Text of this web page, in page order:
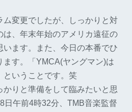
変更でしたが、しっかりと対
は、年末年始のアメリカ遠征の
ます。また、今日の本番でひ
ます。「YMCA(ヤングマン)は
ということです。笑
りと準備をして臨みたいと思
日午前4時32分、TMB音楽監督